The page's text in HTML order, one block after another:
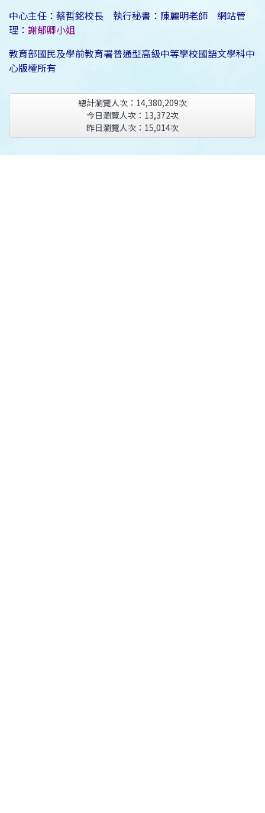
中心主任：蔡哲銘校長 執行秘書：陳麗明老師 網站管
理： 謝郁卿小姐
教育部國民及學前教育署普通型高級中等學校國語文學科中
心版權所有
總計瀏覽人次： 14,380,209次
今日瀏覽人次： 13,372次
昨日瀏覽人次： 15,014次